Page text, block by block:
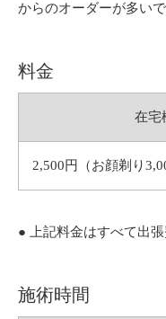
からのオーダーが多いで
料金
在宅
2,500円（お顔剃り
● 上記料金はすべて出
施術時間